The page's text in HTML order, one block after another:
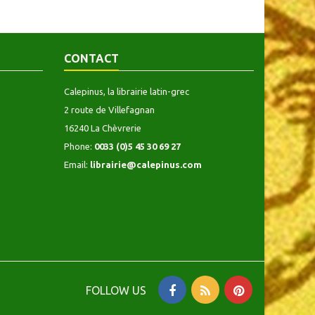
CONTACT
Calepinus, la librairie latin-grec
2 route de Villefagnan
16240 La Chèvrerie
Phone: 0033 (0)5 45 30 69 27
Email: librairie@calepinus.com
FOLLOW US